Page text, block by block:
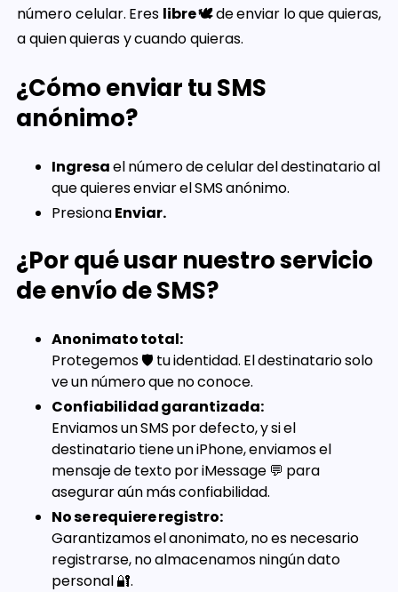
número celular. Eres libre 🕊️de enviar lo que quieras,
a quien quieras y cuando quieras.
¿Cómo enviar tu SMS
anónimo?
Ingresael número de celular del destinatario al
que quieres enviar el SMS anónimo.
PresionaEnviar.
¿Por qué usar nuestro servicio
de envío de SMS?
Anonimato total:
Protegemos 🛡️ tu identidad. El destinatario solo
ve un número que no conoce.
Confiabilidad garantizada:
Enviamos un SMS por defecto, y si el
destinatario tiene un iPhone, enviamos el
mensaje de texto por iMessage 💬 para
asegurar aún más confiabilidad.
No se requiere registro:
Garantizamos el anonimato, no es necesario
registrarse, no almacenamos ningún dato
personal 🔐.